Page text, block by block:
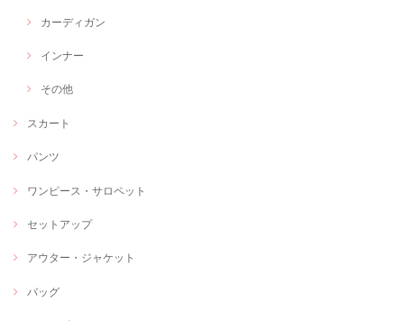
カーディガン
インナー
その他
スカート
パンツ
ワンピース・サロペット
セットアップ
アウター・ジャケット
バッグ